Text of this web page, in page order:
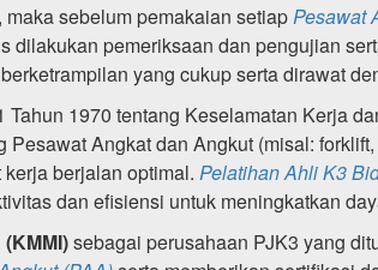
sebelum pemakaian setiapPesawat
dilakukan pemeriksaan dan pengujian
yang cukup serta dirawat
1970 tentang Keselamatan Kerja
Pesawat Angkat dan Angkut (misal:
berjalan optimal. Pelatihan Ahli K3
dan efisiensi untuk meningkatkan
sebagai perusahaan PJK3 yang